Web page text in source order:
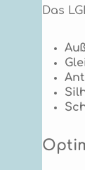
Das